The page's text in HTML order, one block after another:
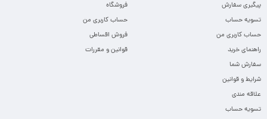
پیگیری سفارش
تسویه حساب
حساب کاربری من
راهنمای خرید
سفارش شما
شرایط و قوانین
علاقه مندی
تسویه حساب
فروشگاه
حساب کاربری من
فروش اقساطی
قوانین و مقررات